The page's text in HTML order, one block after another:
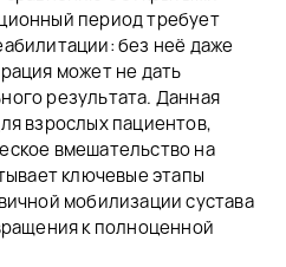
период требует
без неё даже
может не дать
результата. Данная
взрослых пациентов,
вмешательство на
ключевые этапы
мобилизации сустава
к полноценной